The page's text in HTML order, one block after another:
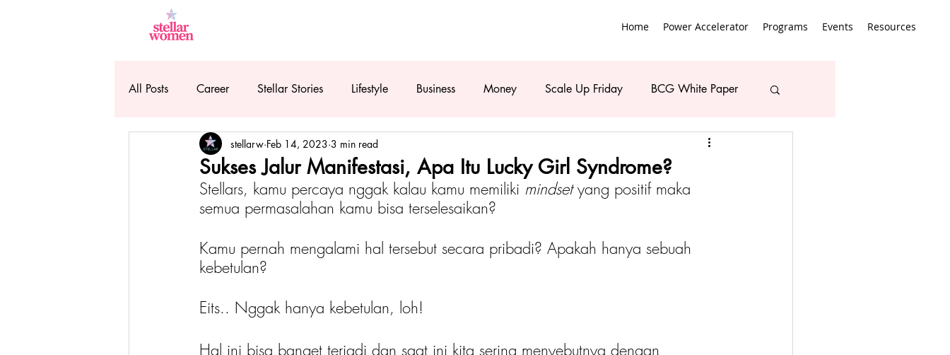
Home Power Accelerator Programs Events Resources
All Posts Career Stellar Stories Lifestyle Business Money Scale Up Friday BCG White Paper
Sukses Jalur Manifestasi, Apa Itu Lucky Girl Syndrome?
stellarw Feb 14, 2023 3 min read
Stellars, kamu percaya nggak kalau kamu memiliki mindset yang positif maka
semua permasalahan kamu bisa terselesaikan?
Kamu pernah mengalami hal tersebut secara pribadi? Apakah hanya sebuah
kebetulan?
Eits.. Nggak hanya kebetulan, loh!
Hal ini bisa banget terjadi dan saat ini kita sering menyebutnya dengan